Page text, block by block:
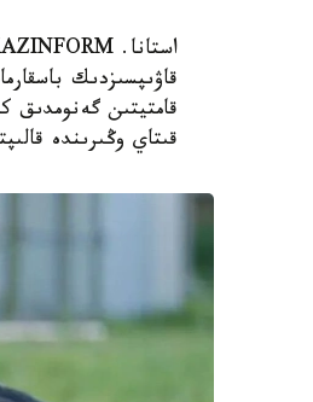
قاۋىپسىزدىك
قامتيتىن گەنومدىق
قىتاي وڭىرىندە